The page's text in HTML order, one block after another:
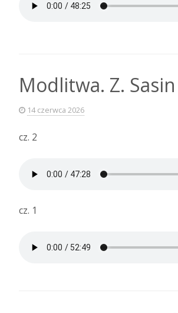
Modlitwa. Z. Sasin
14 czerwca 2026
cz. 2
cz. 1